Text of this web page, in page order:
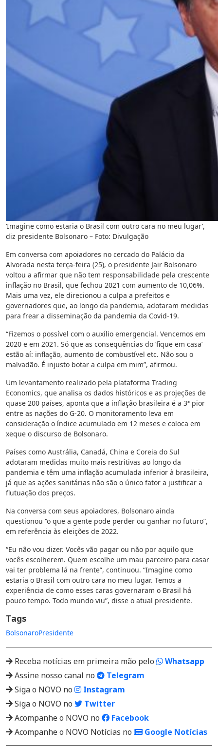
‘Imagine como estaria o Brasil com outro cara no meu lugar’,
diz presidente Bolsonaro – Foto: Divulgação
Em conversa com apoiadores no cercado do Palácio da
Alvorada nesta terça-feira (25), o presidente Jair Bolsonaro
voltou a afirmar que não tem responsabilidade pela crescente
inflação no Brasil, que fechou 2021 com aumento de 10,06%.
Mais uma vez, ele direcionou a culpa a prefeitos e
governadores que, ao longo da pandemia, adotaram medidas
para frear a disseminação da pandemia da Covid-19.
“Fizemos o possível com o auxílio emergencial. Vencemos em
2020 e em 2021. Só que as consequências do ‘fique em casa’
estão aí: inflação, aumento de combustível etc. Não sou o
malvadão. É injusto botar a culpa em mim”, afirmou.
Um levantamento realizado pela plataforma Trading
Economics, que analisa os dados históricos e as projeções de
quase 200 países, aponta que a inflação brasileira é a 3ª pior
entre as nações do G-20. O monitoramento leva em
consideração o índice acumulado em 12 meses e coloca em
xeque o discurso de Bolsonaro.
Países como Austrália, Canadá, China e Coreia do Sul
adotaram medidas muito mais restritivas ao longo da
pandemia e têm uma inflação acumulada inferior à brasileira,
já que as ações sanitárias não são o único fator a justificar a
flutuação dos preços.
Na conversa com seus apoiadores, Bolsonaro ainda
questionou “o que a gente pode perder ou ganhar no futuro”,
em referência às eleições de 2022.
“Eu não vou dizer. Vocês vão pagar ou não por aquilo que
vocês escolherem. Quem escolhe um mau parceiro para casar
vai ter problema lá na frente”, continuou. “Imagine como
estaria o Brasil com outro cara no meu lugar. Temos a
experiência de como esses caras governaram o Brasil há
pouco tempo. Todo mundo viu”, disse o atual presidente.
Tags
BolsonaroPresidente
Receba notícias em primeira mão pelo
Whatsapp
Assine nosso canal no
Telegram
Siga o NOVO no
Instagram
Siga o NOVO no
Twitter
Acompanhe o NOVO no
Facebook
Acompanhe o NOVO Notícias no
Google Notícias